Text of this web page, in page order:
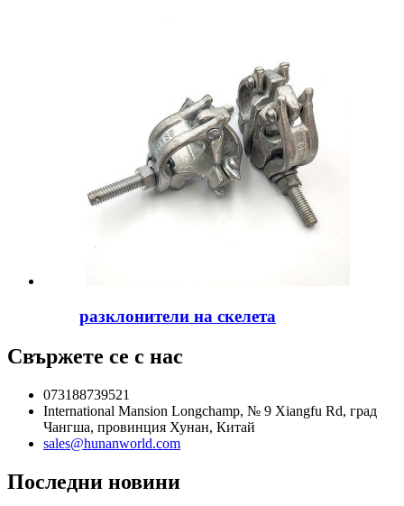
разклонители на скелета
Свържете се с нас
073188739521
International Mansion Longchamp, № 9 Xiangfu Rd, град
Чангша, провинция Хунан, Китай
sales@hunanworld.com
Последни новини